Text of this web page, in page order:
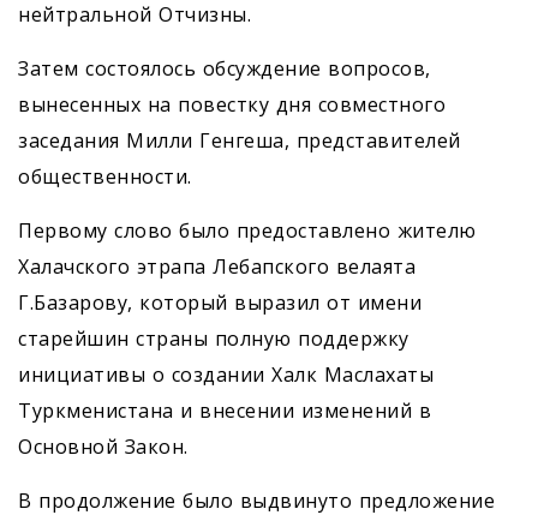
нейтральной Отчизны.
Затем состоялось обсуждение вопросов,
вынесенных на повестку дня совместного
заседания Милли Генгеша, представителей
общественности.
Первому слово было предоставлено жителю
Халачского этрапа Лебапского велаята
Г.Базарову, который выразил от имени
старейшин страны полную поддержку
инициативы о создании Халк Маслахаты
Туркменистана и внесении изменений в
Основной Закон.
В продолжение было выдвинуто предложение